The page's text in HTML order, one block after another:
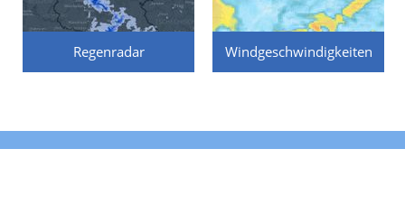
Regenradar Windgeschwindigkeiten